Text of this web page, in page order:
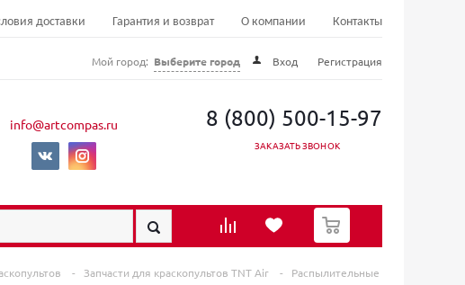
доставки Гарантия и возврат О компании Контакты
Мой город: Выберите город Вход Регистрация
info@artcompas.ru 8 (800) 500-15-97
ЗАКАЗАТЬ ЗВОНОК
0
- Запчасти для краскопультов TNT Air -
Распылительные